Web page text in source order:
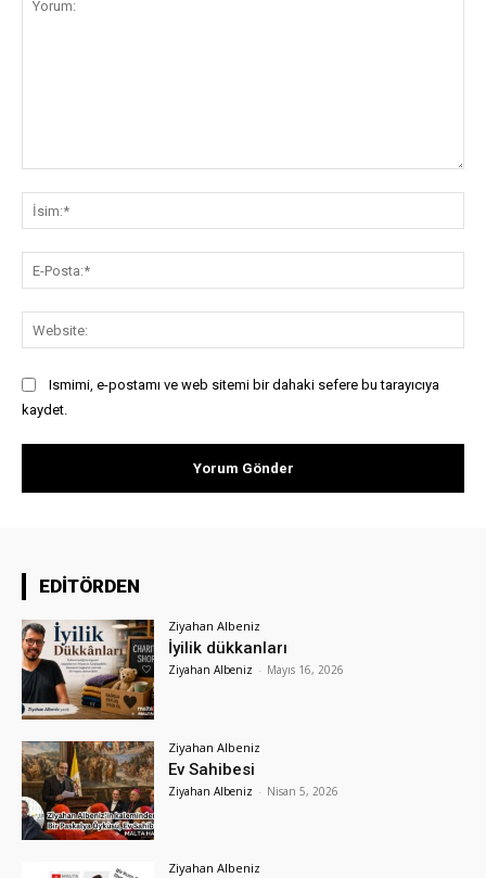
Ismimi, e-postamı ve web sitemi bir dahaki sefere bu tarayıcıya
kaydet.
EDİTÖRDEN
Ziyahan Albeniz
İyilik dükkanları
Ziyahan Albeniz - Mayıs 16, 2026
Ziyahan Albeniz
Ev Sahibesi
Ziyahan Albeniz - Nisan 5, 2026
Ziyahan Albeniz